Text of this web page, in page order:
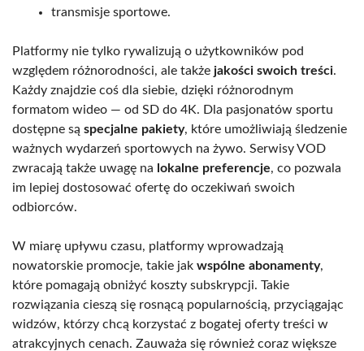
transmisje sportowe.
Platformy nie tylko rywalizują o użytkowników pod
względem różnorodności, ale także jakości swoich treści.
Każdy znajdzie coś dla siebie, dzięki różnorodnym
formatom wideo — od SD do 4K. Dla pasjonatów sportu
dostępne są specjalne pakiety, które umożliwiają śledzenie
ważnych wydarzeń sportowych na żywo. Serwisy VOD
zwracają także uwagę na lokalne preferencje, co pozwala
im lepiej dostosować ofertę do oczekiwań swoich
odbiorców.
W miarę upływu czasu, platformy wprowadzają
nowatorskie promocje, takie jak wspólne abonamenty,
które pomagają obniżyć koszty subskrypcji. Takie
rozwiązania cieszą się rosnącą popularnością, przyciągając
widzów, którzy chcą korzystać z bogatej oferty treści w
atrakcyjnych cenach. Zauważa się również coraz większe